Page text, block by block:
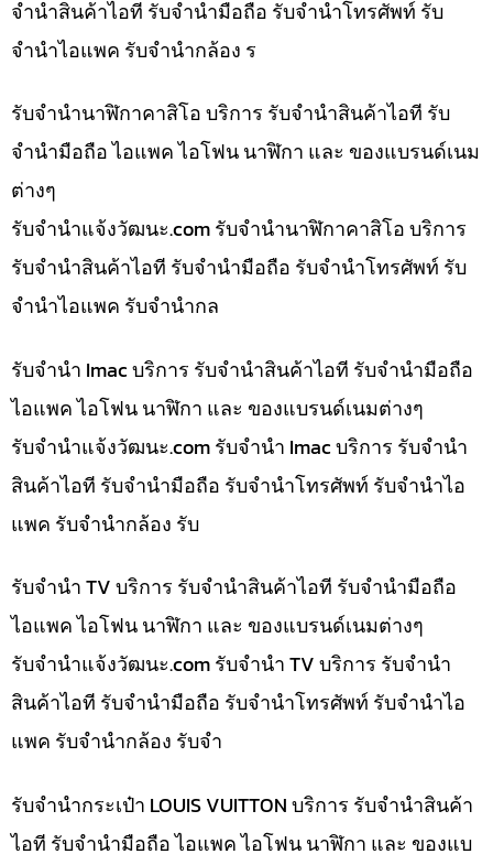
จำนำสินค้าไอที รับจำนำมือถือ รับจำนำโทรศัพท์ รับ
จำนำไอแพค รับจำนำกล้อง ร
รับจำนำนาฬิกาคาสิโอ บริการ รับจำนำสินค้าไอที รับ
จำนำมือถือ ไอแพค ไอโฟน นาฬิกา และ ของแบรนด์เนม
ต่างๆ
รับจํานําแจ้งวัฒนะ.com รับจำนำนาฬิกาคาสิโอ บริการ
รับจำนำสินค้าไอที รับจำนำมือถือ รับจำนำโทรศัพท์ รับ
จำนำไอแพค รับจำนำกล
รับจำนำ Imac บริการ รับจำนำสินค้าไอที รับจำนำมือถือ
ไอแพค ไอโฟน นาฬิกา และ ของแบรนด์เนมต่างๆ
รับจํานําแจ้งวัฒนะ.com รับจำนำ Imac บริการ รับจำนำ
สินค้าไอที รับจำนำมือถือ รับจำนำโทรศัพท์ รับจำนำไอ
แพค รับจำนำกล้อง รับ
รับจำนำ TV บริการ รับจำนำสินค้าไอที รับจำนำมือถือ
ไอแพค ไอโฟน นาฬิกา และ ของแบรนด์เนมต่างๆ
รับจํานําแจ้งวัฒนะ.com รับจำนำ TV บริการ รับจำนำ
สินค้าไอที รับจำนำมือถือ รับจำนำโทรศัพท์ รับจำนำไอ
แพค รับจำนำกล้อง รับจำ
รับจำนำกระเป๋า LOUIS VUITTON บริการ รับจำนำสินค้า
ไอที รับจำนำมือถือ ไอแพค ไอโฟน นาฬิกา และ ของแบ